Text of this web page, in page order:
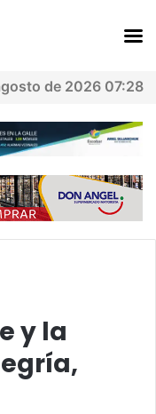
de 2026 07:28
y la